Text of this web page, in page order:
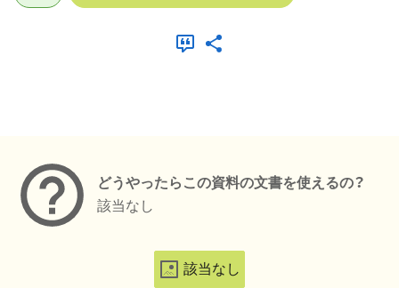
どうやったらこの資料の文書を使えるの？
該当なし
該当なし